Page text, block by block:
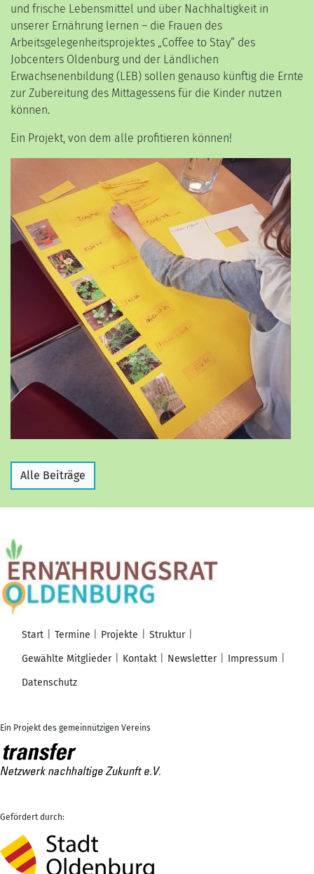
und frische Lebensmittel und über Nachhaltigkeit in
unserer Ernährung lernen – die Frauen des
Arbeitsgelegenheitsprojektes „Coffee to Stay“ des
Jobcenters Oldenburg und der Ländlichen
Erwachsenenbildung (LEB) sollen genauso künftig die Ernte
zur Zubereitung des Mittagessens für die Kinder nutzen
können.
Ein Projekt, von dem alle profitieren können!
Alle Beiträge
Start Termine Projekte
Struktur
Gewählte Mitglieder
Kontakt Newsletter
Impressum
Datenschutz
Ein Projekt des gemeinnützigen Vereins
Gefördert durch: